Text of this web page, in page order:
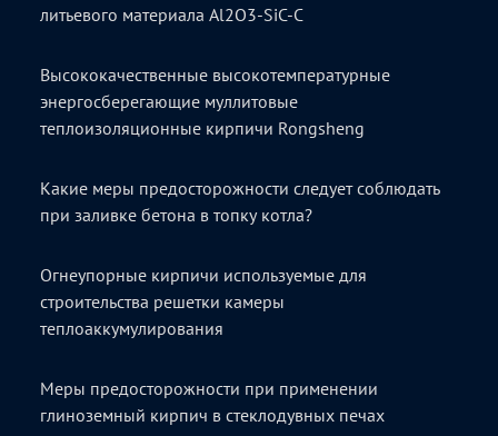
литьевого материала Al2O3-SiC-C
Высококачественные высокотемпературные
энергосберегающие муллитовые
теплоизоляционные кирпичи Rongsheng
Какие меры предосторожности следует соблюдать
при заливке бетона в топку котла?
Огнеупорные кирпичи используемые для
строительства решетки камеры
теплоаккумулирования
Меры предосторожности при применении
глиноземный кирпич в стеклодувных печах